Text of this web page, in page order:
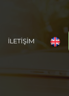
İLETİŞİM